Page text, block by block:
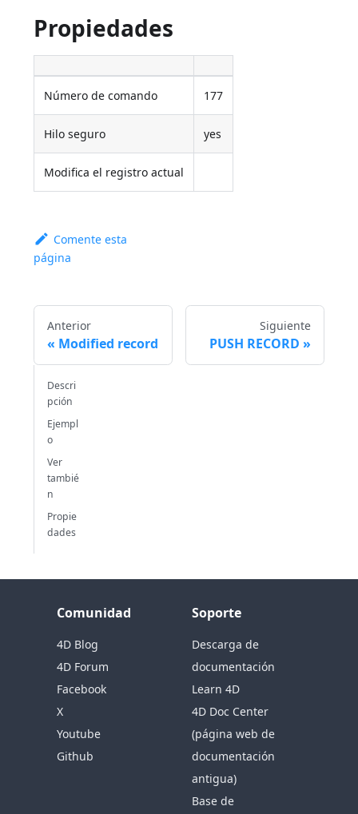
Propiedades
Número de comando 177
Hilo seguro yes
Modifica el registro actual
Comente esta
página
Anterior
Modified record
Siguiente
PUSH RECORD
Descri
pción
Ejempl
o
Ver
tambié
n
Propie
dades
Comunidad
4D Blog
4D Forum
Facebook
X
Youtube
Github
Soporte
Descarga de
documentación
Learn 4D
4D Doc Center
(página web de
documentación
antigua)
Base de